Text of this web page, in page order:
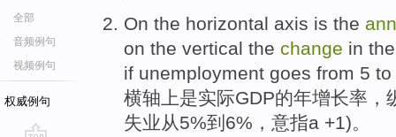
全部
音频例句
视频例句
权威例句
On the horizontal axis is the
on the vertical the change in
if unemployment goes from 5 to
横轴 上是实际GDP的年增长率 ，
失业从5%到 6%，意指a +1)。